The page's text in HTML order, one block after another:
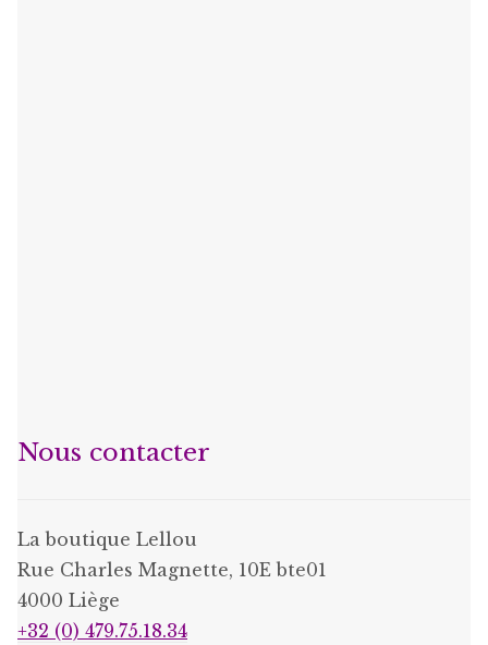
Nous contacter
La boutique Lellou
Rue Charles Magnette, 10E bte01
4000 Liège
+32 (0) 479.75.18.34